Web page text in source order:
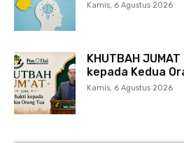
Kamis, 6 Agustus 2026
KHUTBAH
kepada Kedua
Kamis, 6 Agustus 2026